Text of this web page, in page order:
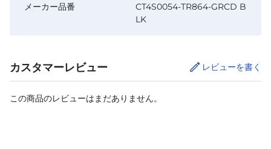
メーカー品番
CT4S0054-TR864-GRCD B
LK
カスタマーレビュー レビューを書く
この商品のレビューはまだありません。